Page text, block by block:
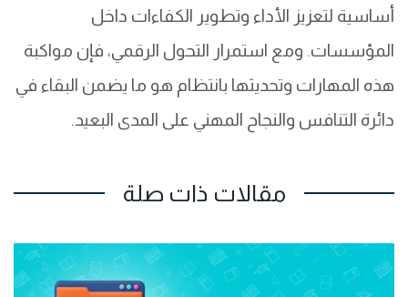
أساسية لتعزيز الأداء وتطوير الكفاءات داخل
المؤسسات. ومع استمرار التحول الرقمي، فإن مواكبة
هذه المهارات وتحديثها بانتظام هو ما يضمن البقاء في
دائرة التنافس والنجاح المهني على المدى البعيد.
مقالات ذات صلة